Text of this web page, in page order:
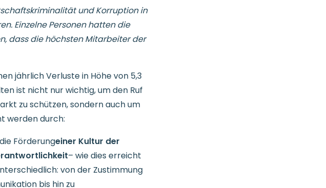
und Korruption in
Einzelne Personen hatten die
dass die höchsten Mitarbeiter der
jährlich Verluste in Höhe von 5,3
ist nicht nur wichtig, um den Ruf
zu schützen, sondern auch um
werden durch:
Förderungeiner Kultur der
– wie dies erreicht
von der Zustimmung
bis hin zu